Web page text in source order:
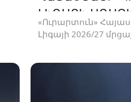
ԼԻԳԱՅԻ
ՄՐՑԱՓՈՒԼՈՒՄ
«Ուրարտուն»
Լիգայի 2026/27
«Ուրարտու»